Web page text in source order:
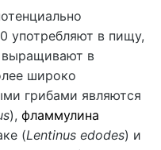
употребляют в пищу,
выращивают в
широко
грибами являются
), фламмулина
(Lentinus edodes) и